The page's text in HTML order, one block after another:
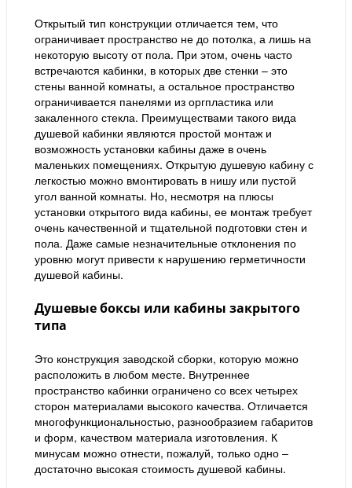
Открытый тип конструкции отличается тем, что
ограничивает пространство не до потолка, а лишь на
некоторую высоту от пола. При этом, очень часто
встречаются кабинки, в которых две стенки – это
стены ванной комнаты, а остальное пространство
ограничивается панелями из оргпластика или
закаленного стекла. Преимуществами такого вида
душевой кабинки являются простой монтаж и
возможность установки кабины даже в очень
маленьких помещениях. Открытую душевую кабину с
легкостью можно вмонтировать в нишу или пустой
угол ванной комнаты. Но, несмотря на плюсы
установки открытого вида кабины, ее монтаж требует
очень качественной и тщательной подготовки стен и
пола. Даже самые незначительные отклонения по
уровню могут привести к нарушению герметичности
душевой кабины.
Душевые боксы или кабины закрытого
типа
Это конструкция заводской сборки, которую можно
расположить в любом месте. Внутреннее
пространство кабинки ограничено со всех четырех
сторон материалами высокого качества. Отличается
многофункциональностью, разнообразием габаритов
и форм, качеством материала изготовления. К
минусам можно отнести, пожалуй, только одно –
достаточно высокая стоимость душевой кабины.